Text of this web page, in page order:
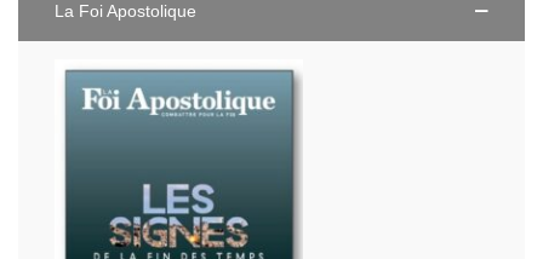
La Foi Apostolique